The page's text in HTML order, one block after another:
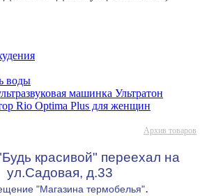
воды
машинка Ультратон
Rio Optima Plus для женщин
Архив товаров
красивой" переехал на
ул.Садовая, д.33
"Магазина термобелья".